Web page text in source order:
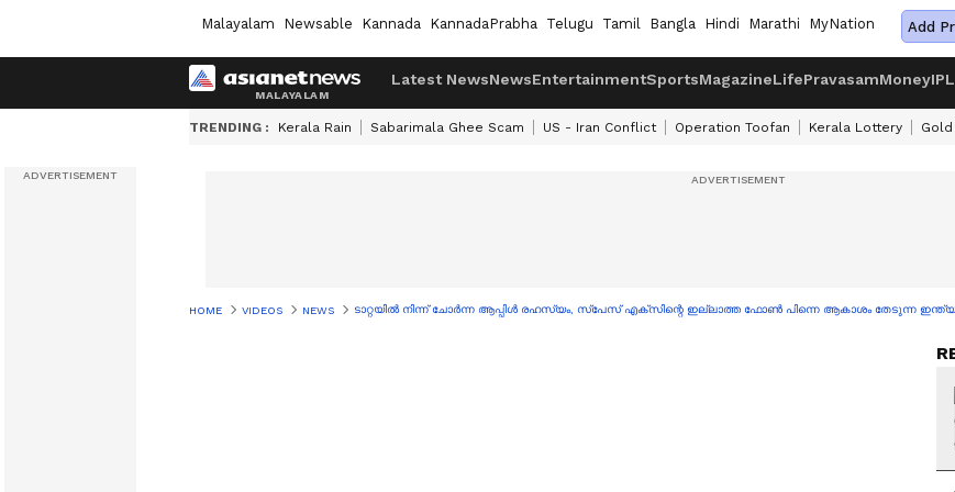
Malayalam Newsable Kannada KannadaPrabha Telugu Tamil Bangla Hindi Marathi MyNation Add
Latest NewsNewsEntertainmentSportsMagazineLifePravasamMoney
TRENDING : Kerala Rain Sabarimala Ghee Scam US - Iran Conflict Operation Toofan Kerala Lottery
HOME VIDEOS NEWS ടാറ്റയിൽ നിന്ന് ചോർന്ന ആപ്പിൾ രഹസ്യം, സ്‌പേസ് എക്സിന്റെ ഇല്ലാത്ത ഫോൺ പിന്നെ ആകാശം തേടുന്ന